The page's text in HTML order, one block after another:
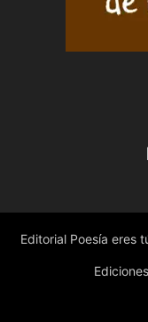
Editorial Poesía eres